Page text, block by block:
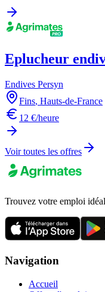
Eplucheur
Endives Persyn
Fins, Hauts-de-France
12 €/heure
Voir toutes les offres
Trouvez votre emploi
Navigation
Accueil